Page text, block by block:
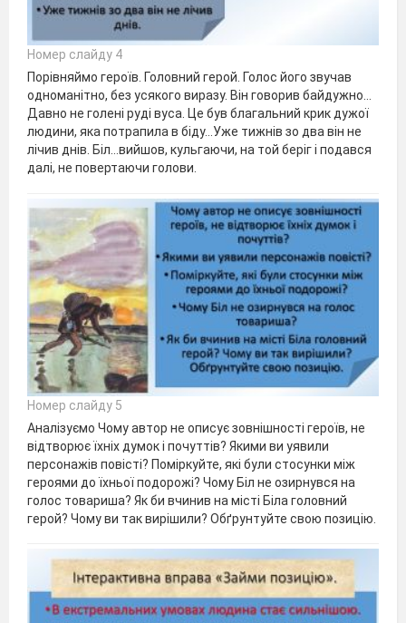
Номер слайду 4
Порівняймо героїв. Головний герой. Голос його звучав
одноманітно, без усякого виразу. Він говорив байдужно…
Давно не голені руді вуса. Це був благальний крик дужої
людини, яка потрапила в біду…Уже тижнів зо два він не
лічив днів. Біл…вийшов, кульгаючи, на той беріг і подався
далі, не повертаючи голови.
Номер слайду 5
Аналізуємо Чому автор не описує зовнішності героїв, не
відтворює їхніх думок і почуттів? Якими ви уявили
персонажів повісті? Поміркуйте, які були стосунки між
героями до їхньої подорожі? Чому Біл не озирнувся на
голос товариша? Як би вчинив на місті Біла головний
герой? Чому ви так вирішили? Обґрунтуйте свою позицію.